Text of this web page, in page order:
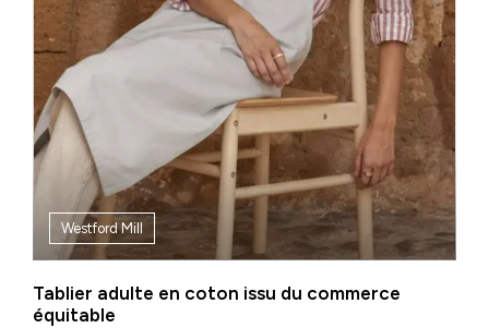
Westford Mill
Tablier adulte en coton issu du commerce
équitable